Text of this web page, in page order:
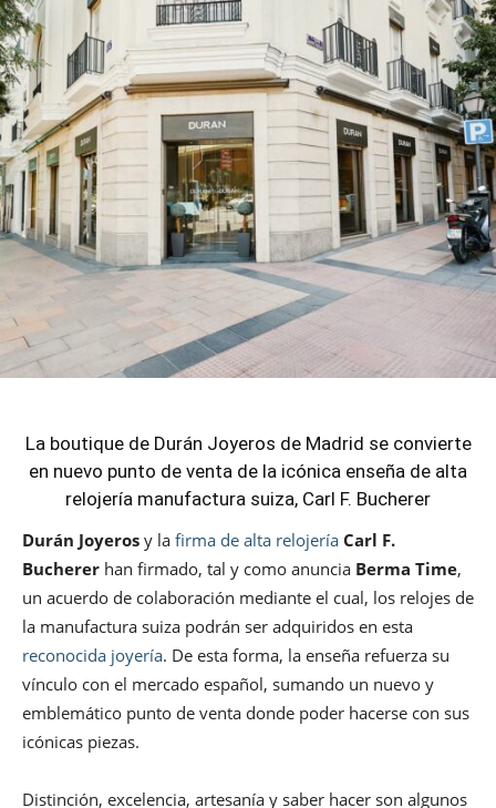
La boutique de Durán Joyeros de Madrid se convierte
en nuevo punto de venta de la icónica enseña de alta
relojería manufactura suiza, Carl F. Bucherer
Durán Joyeros y la firma de alta relojería Carl F.
Bucherer han firmado, tal y como anuncia Berma Time,
un acuerdo de colaboración mediante el cual, los relojes de
la manufactura suiza podrán ser adquiridos en esta
reconocida joyería. De esta forma, la enseña refuerza su
vínculo con el mercado español, sumando un nuevo y
emblemático punto de venta donde poder hacerse con sus
icónicas piezas.
Distinción, excelencia, artesanía y saber hacer son algunos